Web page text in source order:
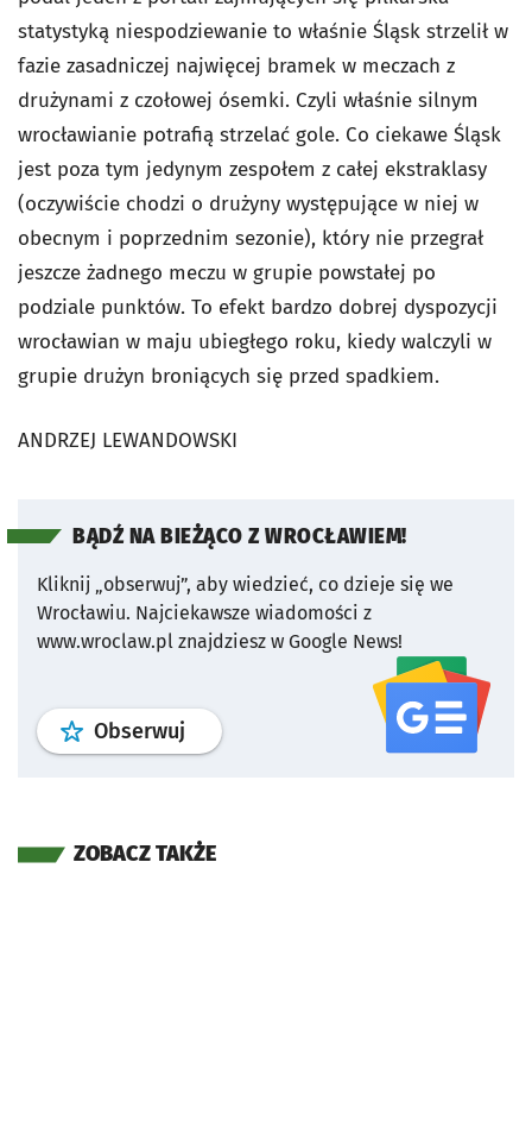
statystyką niespodziewanie to właśnie Śląsk strzelił w
fazie zasadniczej najwięcej bramek w meczach z
drużynami z czołowej ósemki. Czyli właśnie silnym
wrocławianie potrafią strzelać gole. Co ciekawe Śląsk
jest poza tym jedynym zespołem z całej ekstraklasy
(oczywiście chodzi o drużyny występujące w niej w
obecnym i poprzednim sezonie), który nie przegrał
jeszcze żadnego meczu w grupie powstałej po
podziale punktów. To efekt bardzo dobrej dyspozycji
wrocławian w maju ubiegłego roku, kiedy walczyli w
grupie drużyn broniących się przed spadkiem.
ANDRZEJ LEWANDOWSKI
BĄDŹ NA BIEŻĄCO Z WROCŁAWIEM!
Kliknij „obserwuj”, aby wiedzieć, co dzieje się we
Wrocławiu. Najciekawsze wiadomości z
www.wroclaw.pl znajdziesz w Google News!
Obserwuj profil serwisu
ZOBACZ TAKŻE